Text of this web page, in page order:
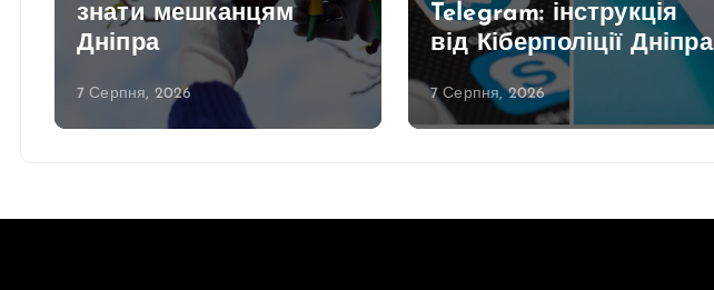
знати мешканцям
Дніпра
7 Серпня, 2026
Telegram: інструкція
від Кіберполіції Дніпра
7 Серпня, 2026